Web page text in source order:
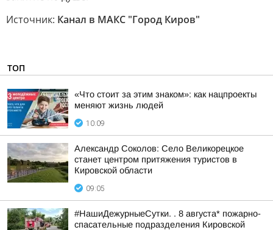
Источник: Канал в МАКС "Город Киров"
ТОП
«Что стоит за этим знаком»: как нацпроекты
меняют жизнь людей
10:09
Александр Соколов: Село Великорецкое
станет центром притяжения туристов в
Кировской области
09:05
#НашиДежурныеСутки. . 8 августа* пожарно-
спасательные подразделения Кировской